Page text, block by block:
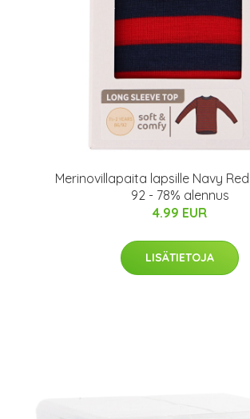
Merinovillapaita lapsille Navy
92 - 78% alennus
4.99 EUR
LISÄTIETOJA